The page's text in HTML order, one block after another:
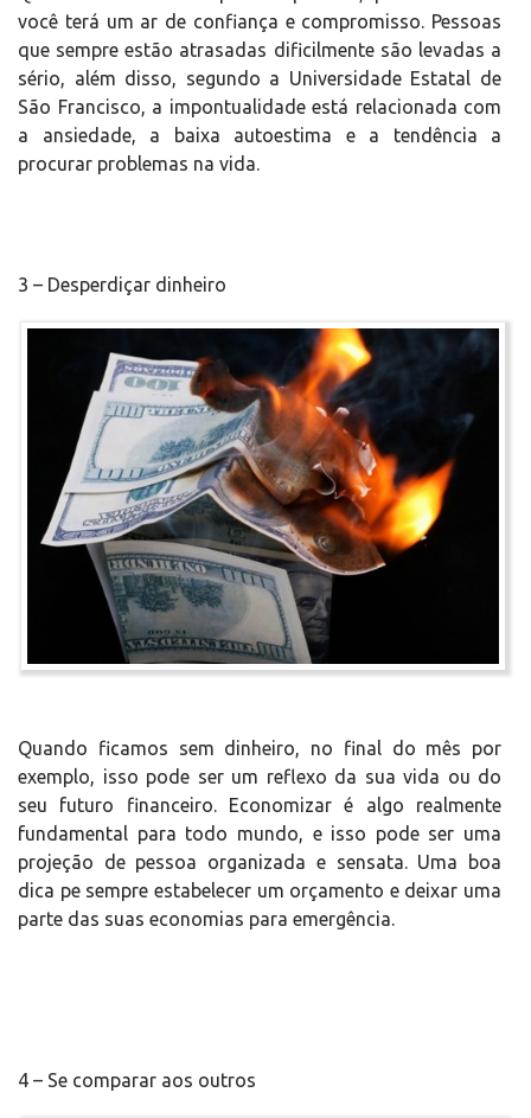
você terá um ar de confiança e compromisso. Pessoas
que sempre estão atrasadas dificilmente são levadas a
sério, além disso, segundo a Universidade Estatal de
São Francisco, a impontualidade está relacionada com
a ansiedade, a baixa autoestima e a tendência a
procurar problemas na vida.
3 – Desperdiçar dinheiro
Quando ficamos sem dinheiro, no final do mês por
exemplo, isso pode ser um reflexo da sua vida ou do
seu futuro financeiro. Economizar é algo realmente
fundamental para todo mundo, e isso pode ser uma
projeção de pessoa organizada e sensata. Uma boa
dica pe sempre estabelecer um orçamento e deixar uma
parte das suas economias para emergência.
4 – Se comparar aos outros